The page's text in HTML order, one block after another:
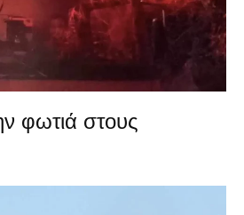
φωτιά στους